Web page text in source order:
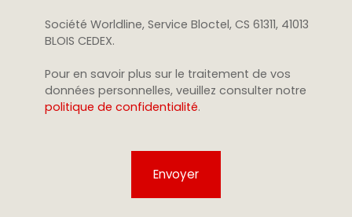
Société Worldline, Service Bloctel, CS 61311, 41013
BLOIS CEDEX.
Pour en savoir plus sur le traitement de vos
données personnelles, veuillez consulter notre
politique de confidentialité.
Envoyer